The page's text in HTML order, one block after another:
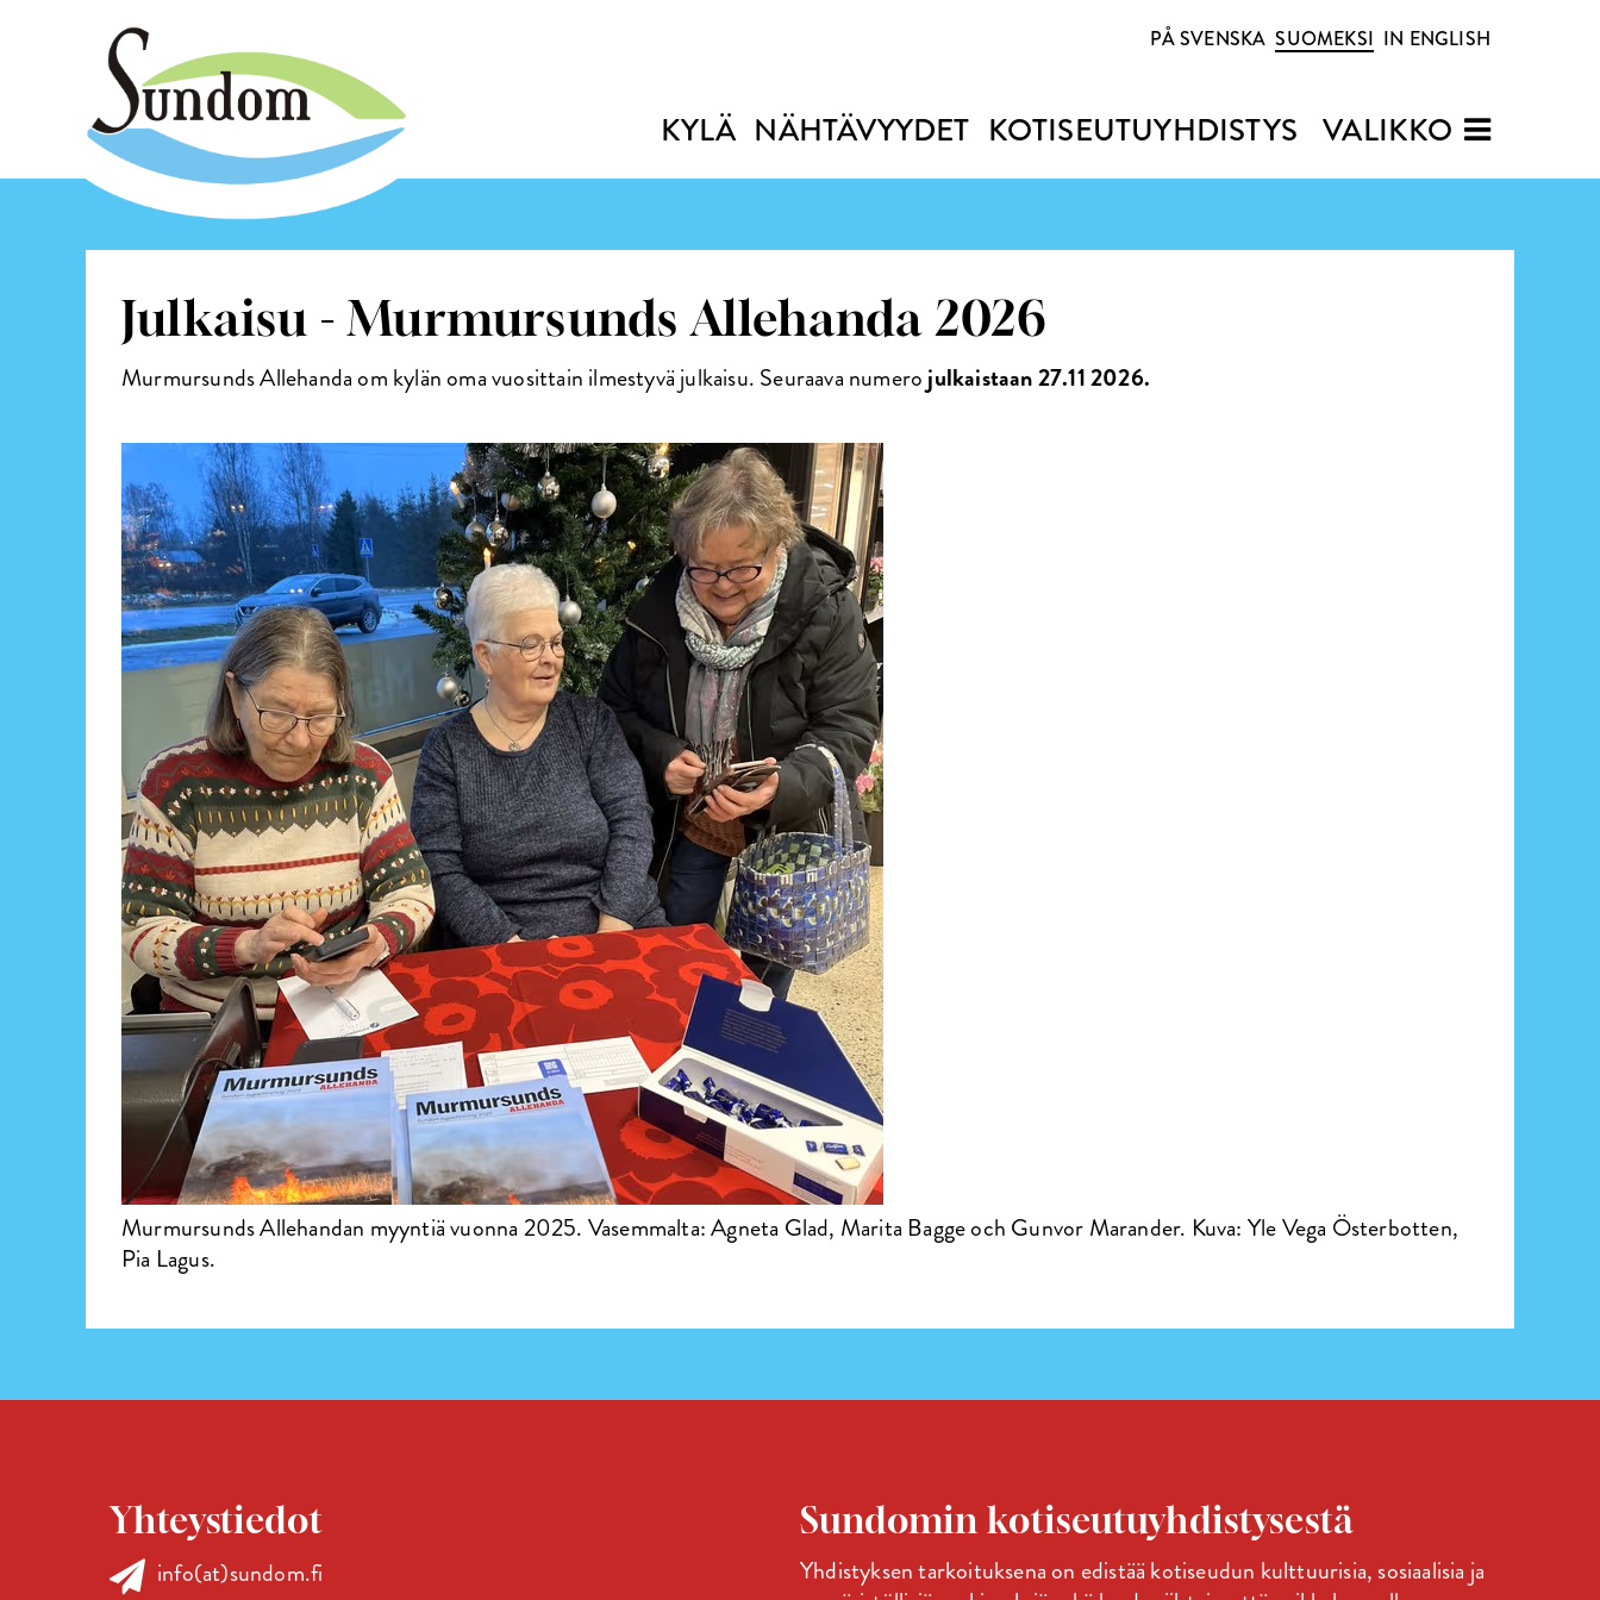
PÅ SVENSKA SUOMEKSI IN ENGLISH
KYLÄ NÄHTÄVYYDET KOTISEUTUYHDISTYS VALIKKO
Julkaisu - Murmursunds Allehanda 2026
Murmursunds Allehanda om kylän oma vuosittain ilmestyvä julkaisu. Seuraava numero julkaistaan 27.11 2026.
Murmursunds Allehandan myyntiä vuonna 2025. Vasemmalta: Agneta Glad, Marita Bagge och Gunvor Marander. Kuva: Yle Vega Österbotten,
Pia Lagus.
Yhteystiedot
info(at)sundom.fi
Sundomin kotiseutuyhdistysestä
Yhdistyksen tarkoituksena on edistää kotiseudun kulttuurisia, sosiaalisia ja